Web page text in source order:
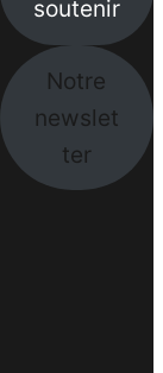
soutenir
Notre
newslet
ter